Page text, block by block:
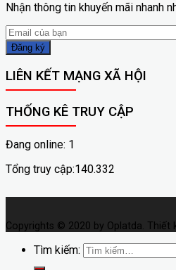
Nhận thông tin khuyến mãi nhanh
LIÊN KẾT MẠNG XÃ HỘI
THỐNG KÊ TRUY CẬP
Đang online: 1
Tổng truy cập:140.332
Copyrights © 2020 by Oplatda. Thiết
Tìm kiếm: